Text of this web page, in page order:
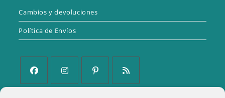
Cambios y devoluciones
Política de Envíos
Se
Se
Se
Se